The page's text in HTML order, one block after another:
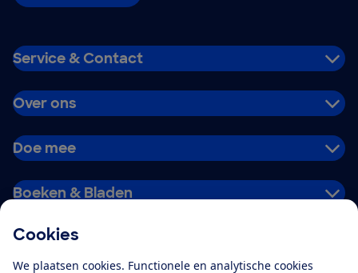
Cookies
We plaatsen cookies. Functionele en analytische cookies
Service & Contact
Over ons
Doe mee
Boeken & Bladen